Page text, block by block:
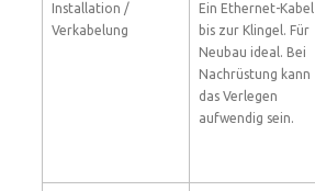
Installation /
Verkabelung
Ein Ethernet-Kabel
bis zur Klingel. Für
Neubau ideal. Bei
Nachrüstung kann
das Verlegen
aufwendig sein.